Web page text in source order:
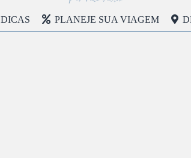
DICAS PLANEJE SUA VIAGEM